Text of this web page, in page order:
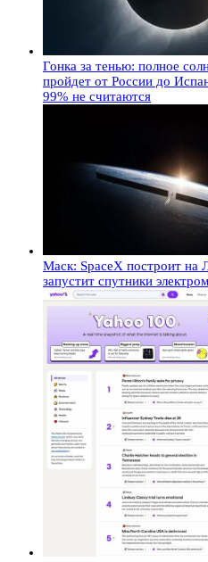
Гонка за тенью: полное
пройдет от России до
99% не считаются
Маск: SpaceX построит на
запустит спутники